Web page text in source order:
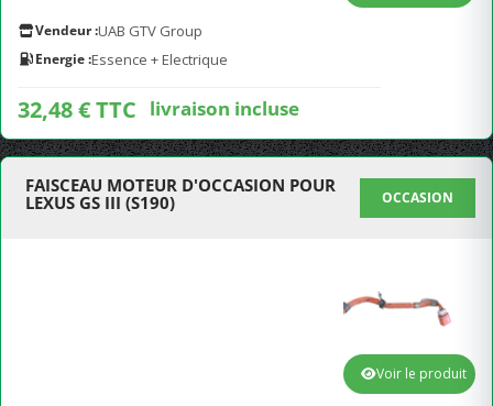
Vendeur :UAB GTV Group
Energie :Essence + Electrique
32,48 € TTC livraison incluse
FAISCEAU MOTEUR D'OCCASION POUR
LEXUS GS III (S190)
OCCASION
Voir le produit